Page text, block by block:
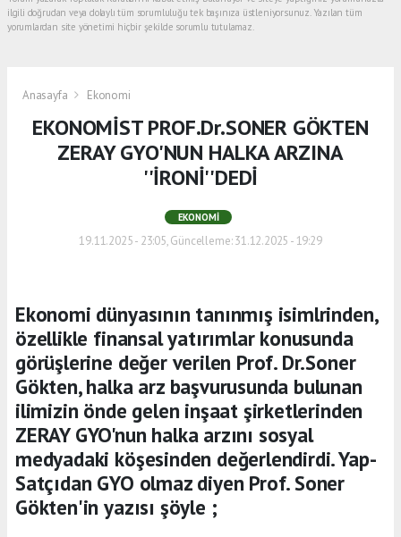
ilgili doğrudan veya dolaylı tüm sorumluluğu tek başınıza üstleniyorsunuz. Yazılan tüm
yorumlardan site yönetimi hiçbir şekilde sorumlu tutulamaz.
Anasayfa Ekonomi
EKONOMİST PROF.Dr.SONER GÖKTEN
ZERAY GYO'NUN HALKA ARZINA
''İRONİ''DEDİ
EKONOMI
19.11.2025 - 23:05, Güncelleme: 31.12.2025 - 19:29
Ekonomi dünyasının tanınmış isimlrinden,
özellikle finansal yatırımlar konusunda
görüşlerine değer verilen Prof. Dr.Soner
Gökten, halka arz başvurusunda bulunan
ilimizin önde gelen inşaat şirketlerinden
ZERAY GYO'nun halka arzını sosyal
medyadaki köşesinden değerlendirdi. Yap-
Satçıdan GYO olmaz diyen Prof. Soner
Gökten'in yazısı şöyle ;